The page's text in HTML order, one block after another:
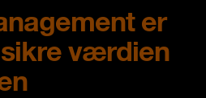
er
værdien